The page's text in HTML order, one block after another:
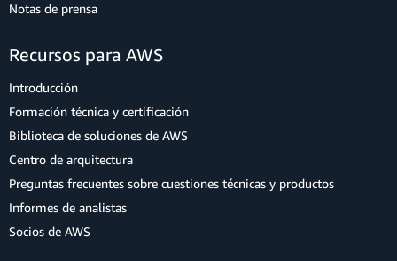
Notas de prensa
Recursos para AWS
Introducción
Formación técnica y certificación
Biblioteca de soluciones de AWS
Centro de arquitectura
Preguntas frecuentes sobre cuestiones técnicas y productos
Informes de analistas
Socios de AWS